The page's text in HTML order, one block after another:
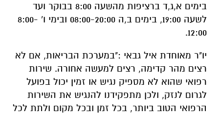
בימים א,ג,ד
ברציפות מהשעה 8:00 בבוקר ועד
לשעה 19:00, בימים ב,ה
08:00-20:00 ובימי ו' 8:00-
12:00.
יו"ר מאוחדת איל גבאי :"במערכת הבריאות, אם לא
רצים מהר קדימה, רצים למעשה אחורה. שירות
רפואי שהוא לא מספיק נגיש או זמין יכול בפועל
לגרום לנזק, ולכן מתפקידנו להנגיש את השירות
הרפואי הטוב ביותר, בכל זמן ובכל מקום ולתת לכל